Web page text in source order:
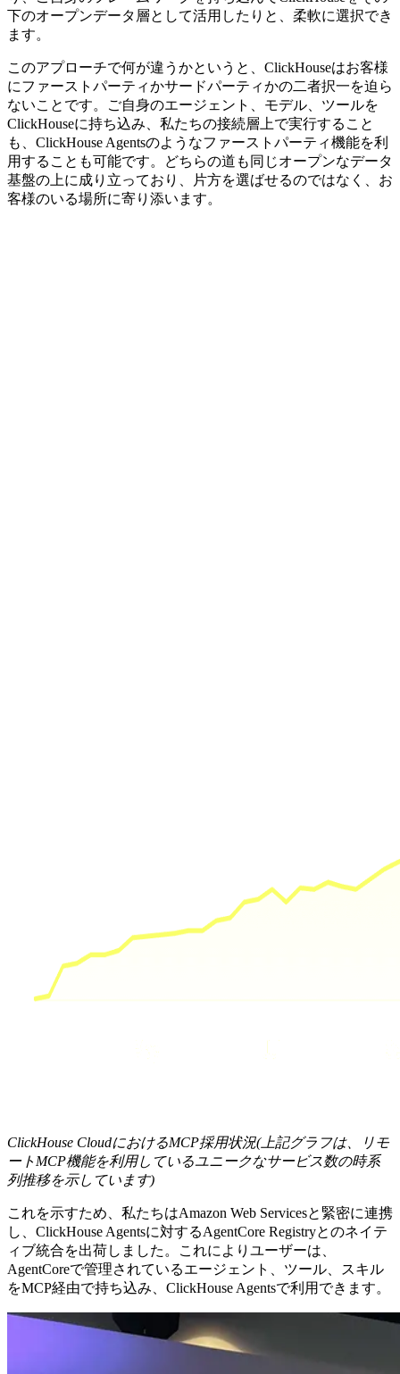
下のオープンデータ層として活用したりと、柔軟に選択でき
ます。
このアプローチで何が違うかというと、ClickHouseはお客様
にファーストパーティかサードパーティかの二者択一を迫ら
ないことです。ご自身のエージェント、モデル、ツールを
ClickHouseに持ち込み、私たちの接続層上で実行すること
も、ClickHouse Agentsのようなファーストパーティ機能を利
用することも可能です。どちらの道も同じオープンなデータ
基盤の上に成り立っており、片方を選ばせるのではなく、お
客様のいる場所に寄り添います。
ClickHouse CloudにおけるMCP採用状況(上記グラフは、リモ
ートMCP機能を利用しているユニークなサービス数の時系
列推移を示しています)
これを示すため、私たちはAmazon Web Servicesと緊密に連携
し、ClickHouse Agentsに対するAgentCore Registryとのネイテ
ィブ統合を出荷しました。これによりユーザーは、
AgentCoreで管理されているエージェント、ツール、スキル
をMCP経由で持ち込み、ClickHouse Agentsで利用できます。